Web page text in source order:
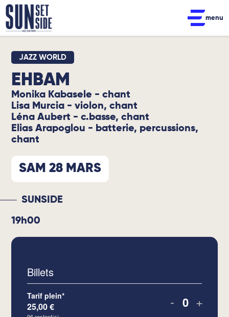
menu
JAZZ WORLD
EHBAM
Monika Kabasele - chant
Lisa Murcia - violon, chant
Léna Aubert - c.basse, chant
Elias Arapoglou - batterie, percussions,
chant
SAM 28 MARS
SUNSIDE
19h00
Billets
Tarif plein*
25,00€ - Quantité
+